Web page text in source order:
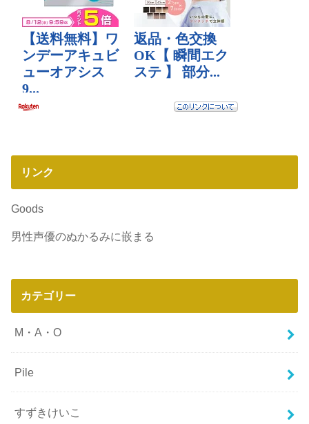
リンク
Goods
男性声優のぬかるみに嵌まる
カテゴリー
M・A・O
Pile
すずきけいこ